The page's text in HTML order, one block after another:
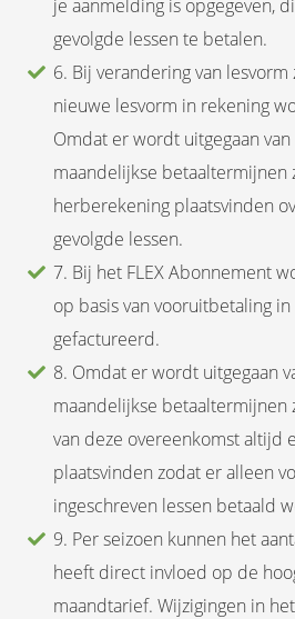
je aanmelding is opgegeven,
gevolgde lessen te betalen.
6. Bij verandering van
nieuwe lesvorm in rekening
Omdat er wordt uitgegaan
maandelijkse betaaltermijnen
herberekening plaatsvinden
gevolgde lessen.
7. Bij het FLEX Abonnement
op basis van vooruitbetaling
gefactureerd.
8. Omdat er wordt uitgegaan
maandelijkse
van deze overeenkomst altijd
plaatsvinden zodat er alleen
ingeschreven lessen betaald
9. Per seizoen kunnen het
heeft direct invloed op de
maandtarief. Wijzigingen in